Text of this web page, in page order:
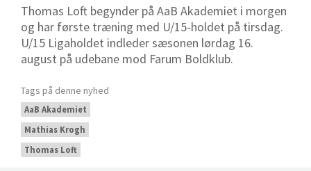
Thomas Loft begynder på AaB Akademiet i morgen
og har første træning med U/15-holdet på tirsdag.
U/15 Ligaholdet indleder sæsonen lørdag 16.
august på udebane mod Farum Boldklub.
Tags på denne nyhed
AaB Akademiet
Mathias Krogh
Thomas Loft